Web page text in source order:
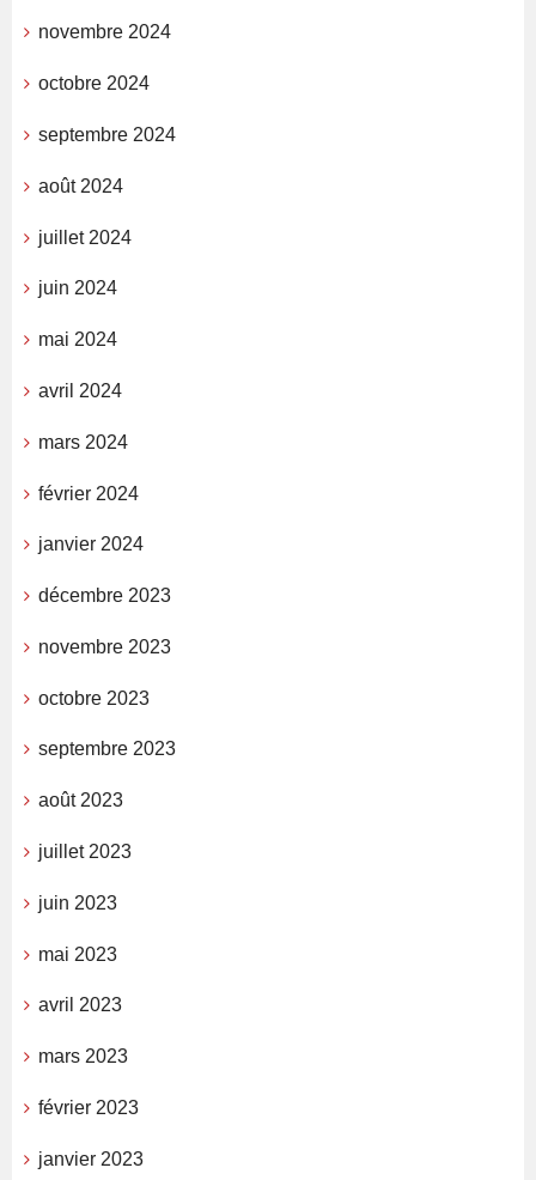
novembre 2024
octobre 2024
septembre 2024
août 2024
juillet 2024
juin 2024
mai 2024
avril 2024
mars 2024
février 2024
janvier 2024
décembre 2023
novembre 2023
octobre 2023
septembre 2023
août 2023
juillet 2023
juin 2023
mai 2023
avril 2023
mars 2023
février 2023
janvier 2023